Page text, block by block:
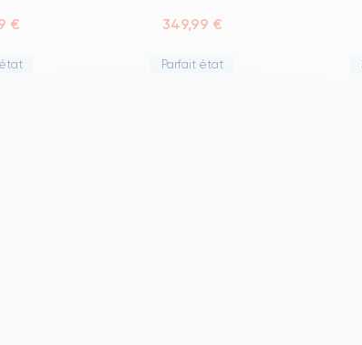
€ 349,99 €
Parfait état